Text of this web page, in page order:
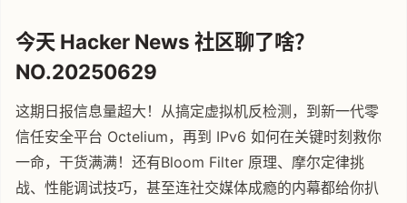
今天 Hacker News 社区聊了啥？
NO.20250629
这期日报信息量超大！从搞定虚拟机反检测，到新一代零
信任安全平台 Octelium，再到 IPv6 如何在关键时刻救你
一命，干货满满！还有Bloom Filter 原理、摩尔定律挑
战、性能调试技巧，甚至连社交媒体成瘾的内幕都给你扒